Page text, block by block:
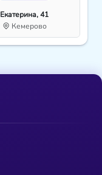
Екатерина, 41
Кемерово